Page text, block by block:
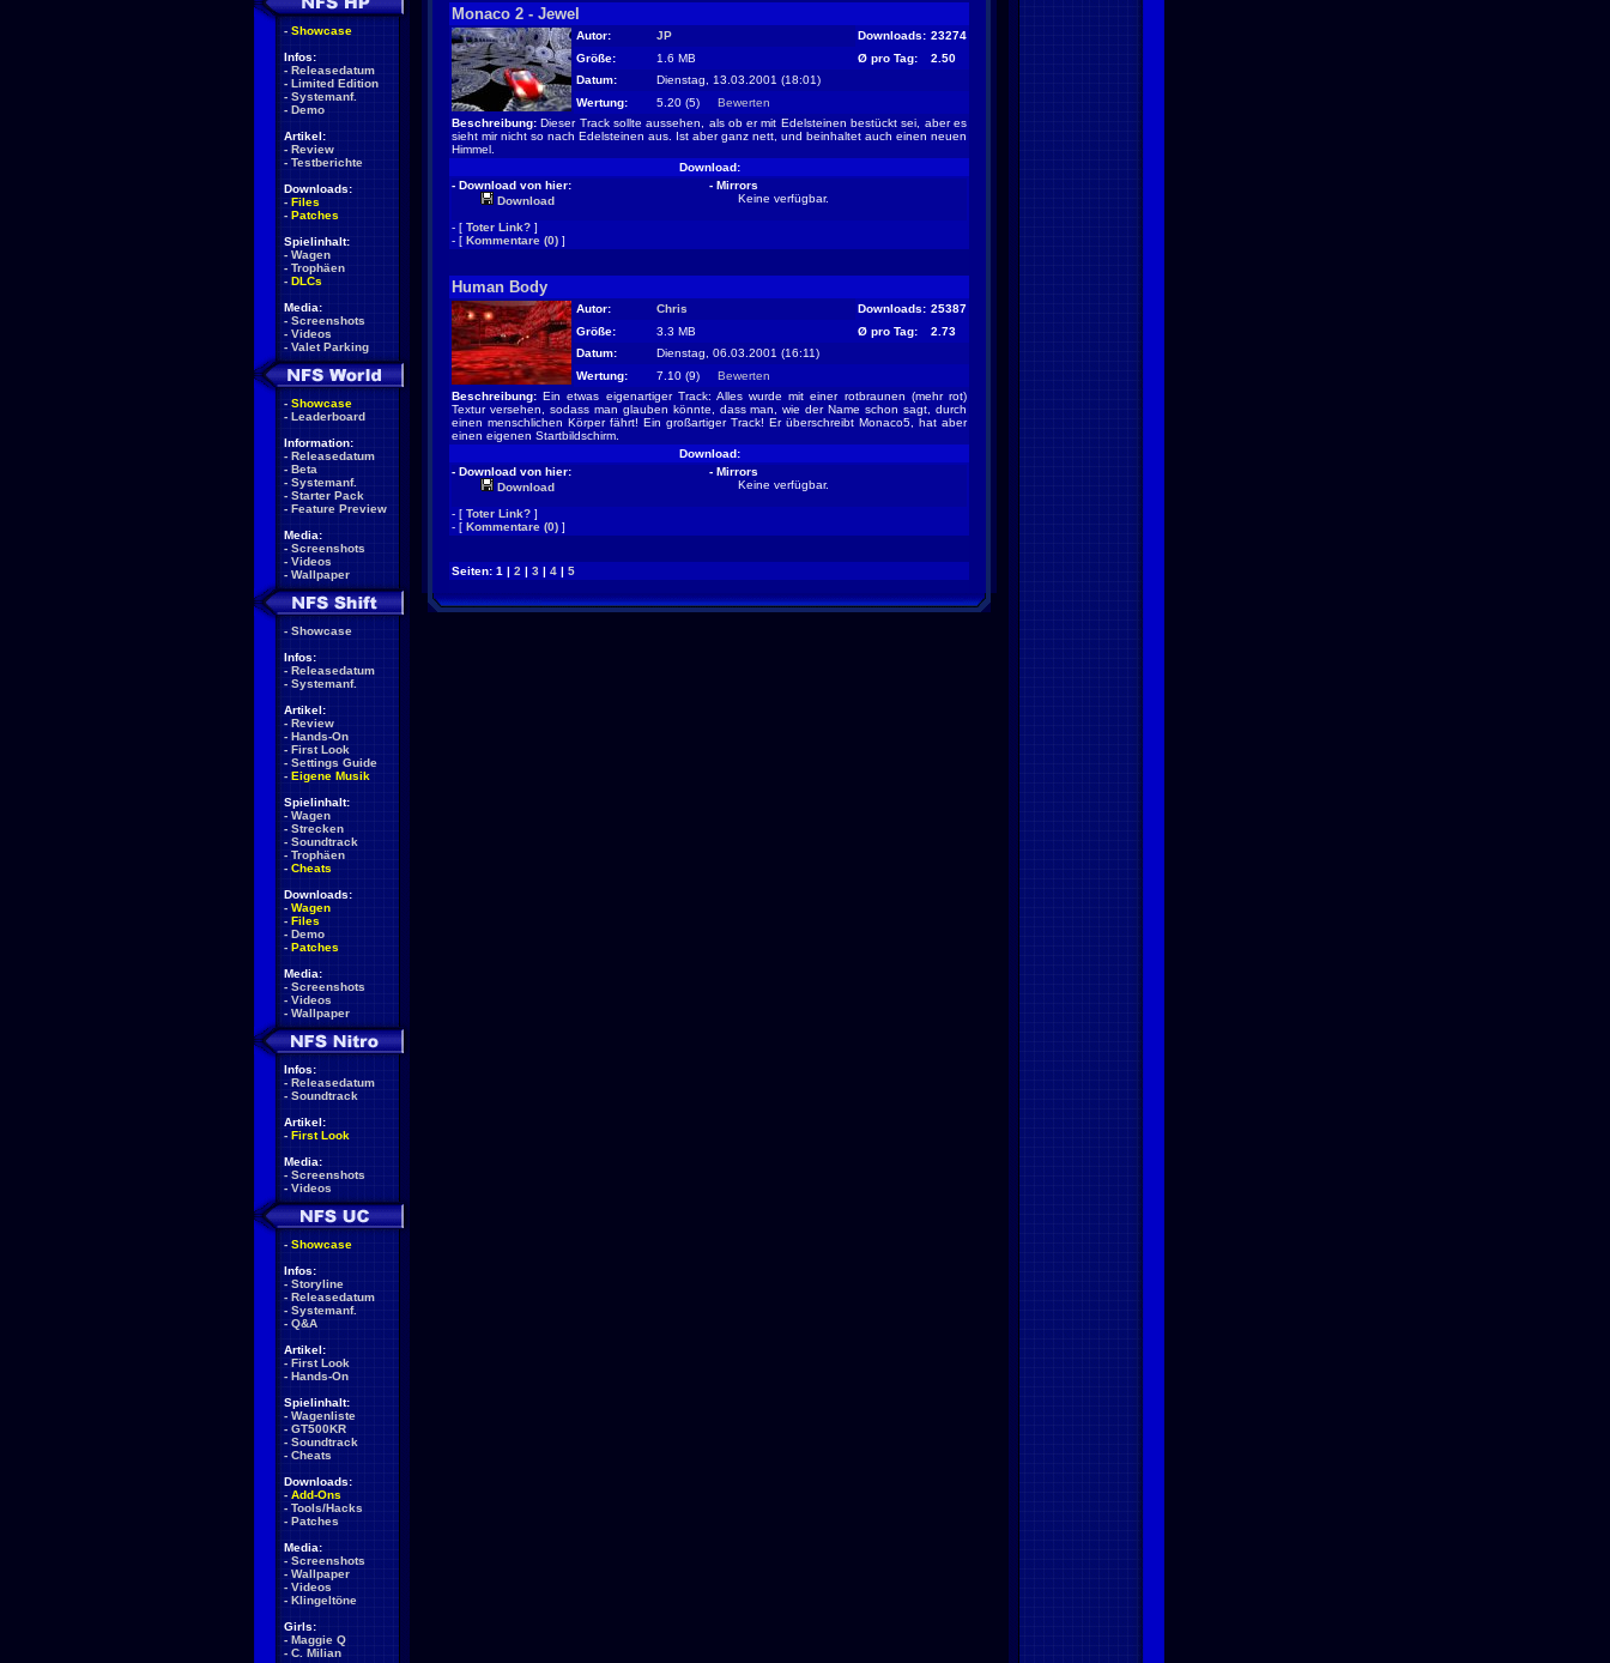
- Showcase
Infos:
- Releasedatum
- Limited Edition
- Systemanf.
- Demo
Artikel:
- Review
- Testberichte
Downloads:
- Files
- Patches
Spielinhalt:
- Wagen
- Trophäen
- DLCs
Media:
- Screenshots
- Videos
- Valet Parking
- Showcase
- Leaderboard
Information:
- Releasedatum
- Beta
- Systemanf.
- Starter Pack
- Feature Preview
Media:
- Screenshots
- Videos
- Wallpaper
- Showcase
Infos:
- Releasedatum
- Systemanf.
Artikel:
- Review
- Hands-On
- First Look
- Settings Guide
- Eigene Musik
Spielinhalt:
- Wagen
- Strecken
- Soundtrack
- Trophäen
- Cheats
Downloads:
- Wagen
- Files
- Demo
- Patches
Media:
- Screenshots
- Videos
- Wallpaper
Infos:
- Releasedatum
- Soundtrack
Artikel:
- First Look
Media:
- Screenshots
- Videos
- Showcase
Infos:
- Storyline
- Releasedatum
- Systemanf.
- Q&A
Artikel:
- First Look
- Hands-On
Spielinhalt:
- Wagenliste
- GT500KR
- Soundtrack
- Cheats
Downloads:
- Add-Ons
- Tools/Hacks
- Patches
Media:
- Screenshots
- Wallpaper
- Videos
- Klingeltöne
Girls:
- Maggie Q
- C. Milian
Monaco 2 - Jewel
Autor: JP Downloads: 23274
Größe:
1.6 MB Ø pro Tag:
2.50
Datum:
Dienstag, 13.03.2001 (18:01)
Wertung:
5.20 (5) Bewerten
Beschreibung: Dieser Track sollte aussehen, als ob er mit Edelsteinen bestückt sei, aber es
sieht mir nicht so nach Edelsteinen aus. Ist aber ganz nett, und beinhaltet auch einen neuen
Himmel.
Download:
- Download von hier:
Download
- Mirrors
Keine verfügbar.
- [ Toter Link? ]
- [ Kommentare (0) ]
Human Body
Autor: Chris Downloads: 25387
Größe:
3.3 MB Ø pro Tag:
2.73
Datum:
Dienstag, 06.03.2001 (16:11)
Wertung:
7.10 (9) Bewerten
Beschreibung: Ein etwas eigenartiger Track: Alles wurde mit einer rotbraunen (mehr rot)
Textur versehen, sodass man glauben könnte, dass man, wie der Name schon sagt, durch
einen menschlichen Körper fährt! Ein großartiger Track! Er überschreibt Monaco5, hat aber
einen eigenen Startbildschirm.
Download:
- Download von hier:
Download
- Mirrors
Keine verfügbar.
- [ Toter Link? ]
- [ Kommentare (0) ]
Seiten: 1 | 2 | 3 | 4 | 5